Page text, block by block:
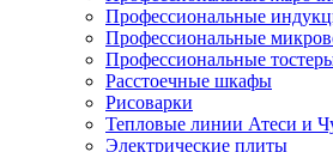
Профессиональные
Профессиональные
Профессиональные
Расстоечные шкафы
Рисоварки
Тепловые линии Атеси и
Электрические плиты